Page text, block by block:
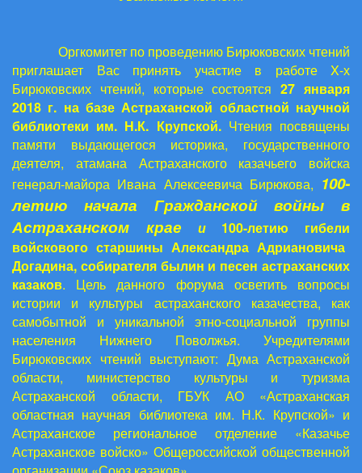
Оргкомитет по проведению Бирюковских чтений
приглашает Вас принять участие в работе X-х
Бирюковских чтений, которые состоятся27 января
2018 г. на базе Астраханской областной научной
библиотеки им. Н.К. Крупской.Чтения посвящены
памяти выдающегося историка, государственного
деятеля, атамана Астраханского казачьего войска
генерал-майора Ивана Алексеевича Бирюкова, 100-
летию начала Гражданской войны в
Астраханском крае и 100-летию
гибели
войскового старшины Александра Адриановича
Догадина, собирателя былин и песен астраханских
казаков. Цель данного форума осветить вопросы
истории и культуры астраханского казачества, как
самобытной и уникальной этно-социальной группы
населения Нижнего Поволжья. Учредителями
Бирюковских чтений выступают: Дума Астраханской
области, министерство культуры и туризма
Астраханской области, ГБУК АО «Астраханская
областная научная библиотека им. Н.К. Крупской» и
Астраханское региональное отделение «Казачье
Астраханское войско» Общероссийской общественной